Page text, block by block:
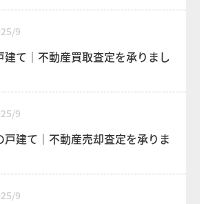
9
建て｜不動産買取査定を承りまし
9
戸建て｜不動産売却査定を承りま
9